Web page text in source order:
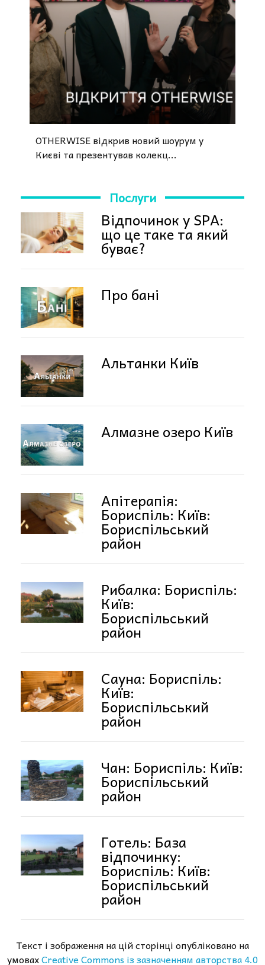
OTHERWISE відкрив новий шоурум у
Києві та презентував колекц...
Послуги
Відпочинок у SPA:
що це таке та який
буває?
Про бані
Альтанки Київ
Алмазне озеро Київ
Апітерапія:
Бориспіль: Київ:
Бориспільський
район
Рибалка: Бориспіль:
Київ:
Бориспільський
район
Сауна: Бориспіль:
Київ:
Бориспільський
район
Чан: Бориспіль: Київ:
Бориспільський
район
Готель: База
відпочинку:
Бориспіль: Київ:
Бориспільський
район
Текст і зображення на цій сторінці опубліковано на
умовахCreative Commons із зазначенням авторства 4.0